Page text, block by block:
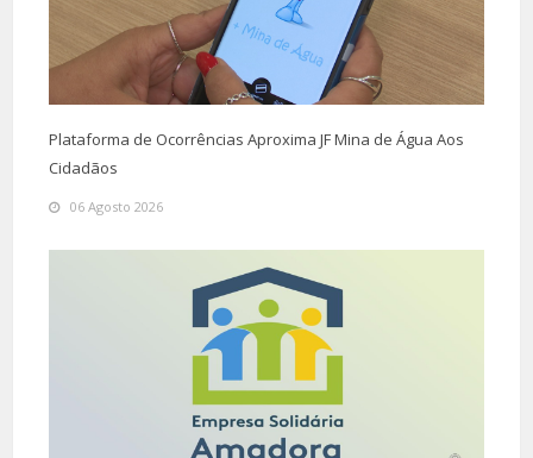
Plataforma de Ocorrências Aproxima JF Mina de Água Aos
Cidadãos
06 Agosto 2026